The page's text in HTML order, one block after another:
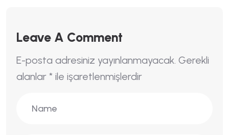
Leave A Comment
E-posta adresiniz yayınlanmayacak. Gerekli
alanlar * ile işaretlenmişlerdir